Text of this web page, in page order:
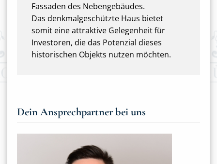
Fassaden des Nebengebäudes.
Das denkmalgeschützte Haus bietet
somit eine attraktive Gelegenheit für
Investoren, die das Potenzial dieses
historischen Objekts nutzen möchten.
Dein Ansprechpartner bei uns